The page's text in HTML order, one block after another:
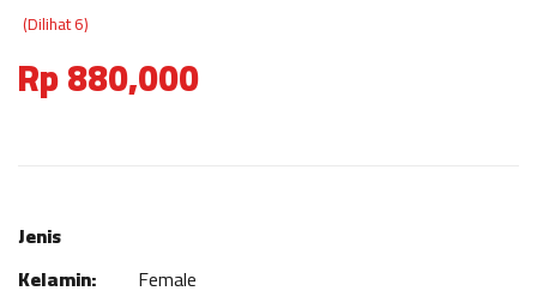
(Dilihat 6)
Rp 880,000
Jenis
Kelamin:
Female